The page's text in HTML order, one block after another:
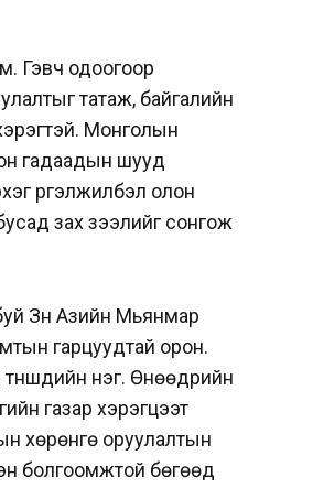
Гэвч одоогоор
татаж, байгалийн
Монголын
гадаадын шууд
үргэлжилбэл олон
зах зээлийг сонгож
Зүүн Азийн Мьянмар
гарцуудтай орон.
нэг. Өнөөдрийн
газар хэрэгцээт
хөрөнгө оруулалтын
болгоомжтой бөгөөд